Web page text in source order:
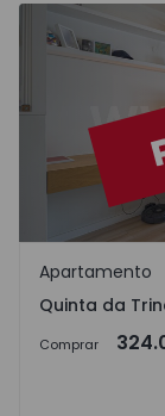
Apartamento
Quinta da
Apartamento
Quinta da
Comprar